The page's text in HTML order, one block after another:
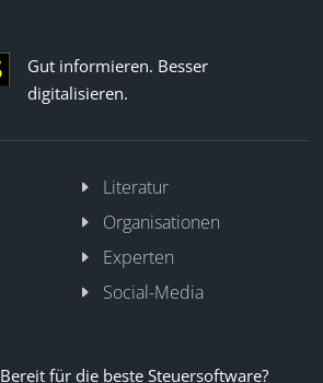
Gut informieren. Besser
digitalisieren.
Literatur
Organisationen
Experten
Social-Media
Bereit für die beste Steuersoftware?